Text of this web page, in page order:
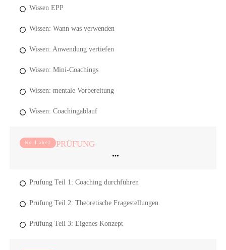
Wissen EPP
Wissen: Wann was verwenden
Wissen: Anwendung vertiefen
Wissen: Mini-Coachings
Wissen: mentale Vorbereitung
Wissen: Coachingablauf
No Label PRÜFUNG
Prüfung Teil 1: Coaching durchführen
Prüfung Teil 2: Theoretische Fragestellungen
Prüfung Teil 3: Eigenes Konzept